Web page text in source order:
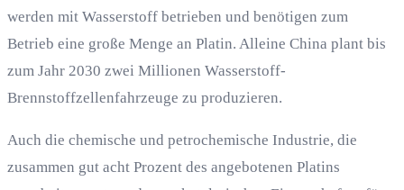
werden mit Wasserstoff betrieben und benötigen zum
Betrieb eine große Menge an Platin. Alleine China plant bis
zum Jahr 2030 zwei Millionen Wasserstoff-
Brennstoffzellenfahrzeuge zu produzieren.
Auch die chemische und petrochemische Industrie, die
zusammen gut acht Prozent des angebotenen Platins